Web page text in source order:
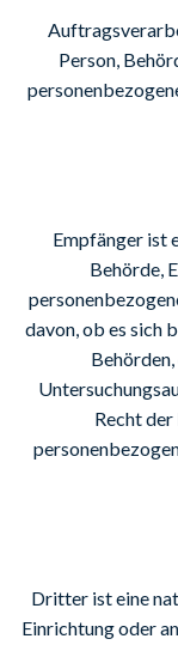
Person,
Empfänger ist
Behörde,
davon, ob es sich
Recht
Dritter ist eine
Einrichtung oder